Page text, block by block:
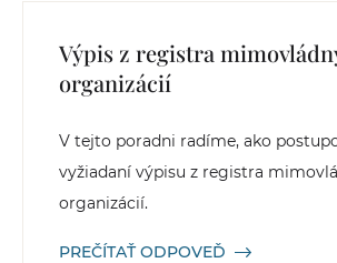
Výpis z registra
organizácií
V tejto poradni radíme, ako
vyžiadaní výpisu z registra
organizácií.
PREČÍTAŤ ODPOVEĎ